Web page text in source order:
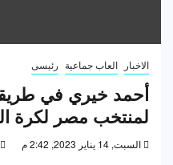
الاخبار العاب جماعية رئيسى
أحمد خيري في
لمنتخب مصر لكرة
السبت, 14 يناير 2023, 2:42 م